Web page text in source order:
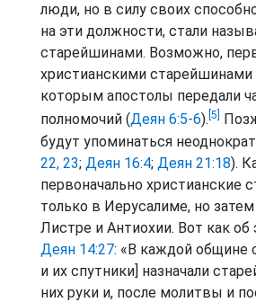
люди, но в силу своих
на эти должности, стали
старейшинами. Возможно,
христианскими
которым апостолы передали
полномочий (Деян 6:5-6). [5]
будут упоминаться
22, 23; Деян 16:4; Деян 21:18).
первоначально христианские
только в Иерусалиме, но
Листре и Антиохии. Вот как об
Деян 14:27: «В каждой общине
и их спутники] назначали
них руки и, после молитвы и